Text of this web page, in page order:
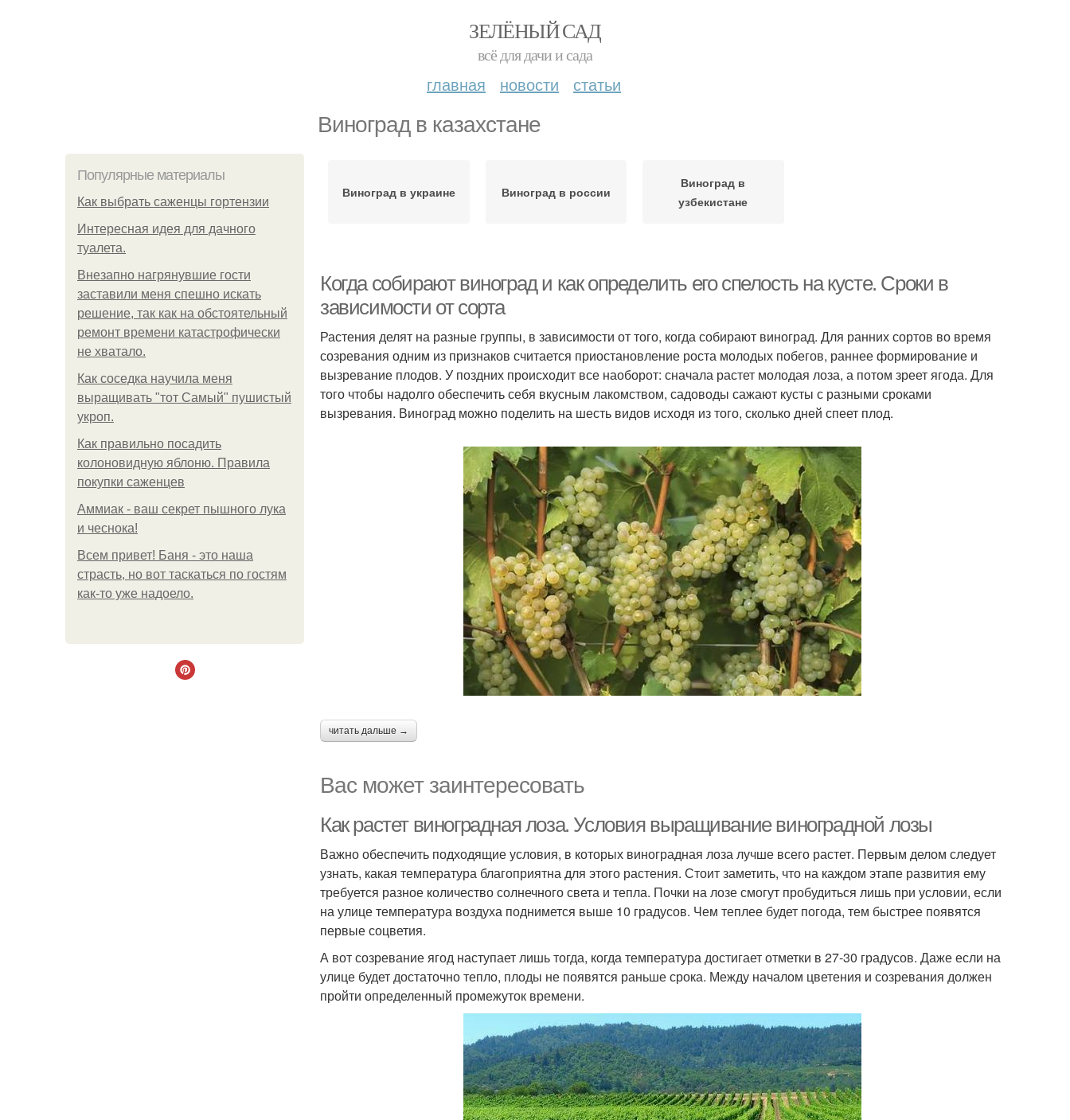
ЗЕЛЁНЫЙ САД
всё для дачи и сада
главная новости статьи
Виноград в казахстане
Популярные материалы
Как выбрать саженцы гортензии
Интересная идея для дачного
туалета.
Внезапно нагрянувшие гости
заставили меня спешно искать
решение, так как на обстоятельный
ремонт времени катастрофически
не хватало.
Как соседка научила меня
выращивать "тот Самый" пушистый
укроп.
Как правильно посадить
колоновидную яблоню. Правила
покупки саженцев
Аммиак - ваш секрет пышного лука
и чеснока!
Всем привет! Баня - это наша
страсть, но вот таскаться по гостям
как-то уже надоело.
Виноград в украине Виноград в россии
Виноград в
узбекистане
Когда собирают виноград и как определить его спелость на кусте. Сроки в
зависимости от сорта
Растения делят на разные группы, в зависимости от того, когда собирают виноград. Для ранних сортов во время
созревания одним из признаков считается приостановление роста молодых побегов, раннее формирование и
вызревание плодов. У поздних происходит все наоборот: сначала растет молодая лоза, а потом зреет ягода. Для
того чтобы надолго обеспечить себя вкусным лакомством, садоводы сажают кусты с разными сроками
вызревания. Виноград можно поделить на шесть видов исходя из того, сколько дней спеет плод.
читать дальше →
Вас может заинтересовать
Как растет виноградная лоза. Условия выращивание виноградной лозы
Важно обеспечить подходящие условия, в которых виноградная лоза лучше всего растет. Первым делом следует
узнать, какая температура благоприятна для этого растения. Стоит заметить, что на каждом этапе развития ему
требуется разное количество солнечного света и тепла. Почки на лозе смогут пробудиться лишь при условии, если
на улице температура воздуха поднимется выше 10 градусов. Чем теплее будет погода, тем быстрее появятся
первые соцветия.
А вот созревание ягод наступает лишь тогда, когда температура достигает отметки в 27-30 градусов. Даже если на
улице будет достаточно тепло, плоды не появятся раньше срока. Между началом цветения и созревания должен
пройти определенный промежуток времени.